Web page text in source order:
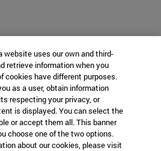
website uses our own and third-
retrieve information when you
cookies have different purposes.
as a user, obtain information
respecting your privacy, or
is displayed. You can select the
or accept them all. This banner
choose one of the two options.
about our cookies, please visit